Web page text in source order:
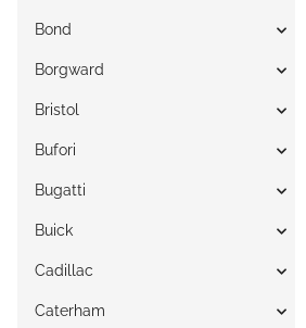
Bond
Borgward
Bristol
Bufori
Bugatti
Buick
Cadillac
Caterham